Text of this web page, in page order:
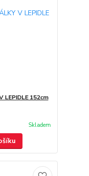
LEPIDLE 152cm
Skladem